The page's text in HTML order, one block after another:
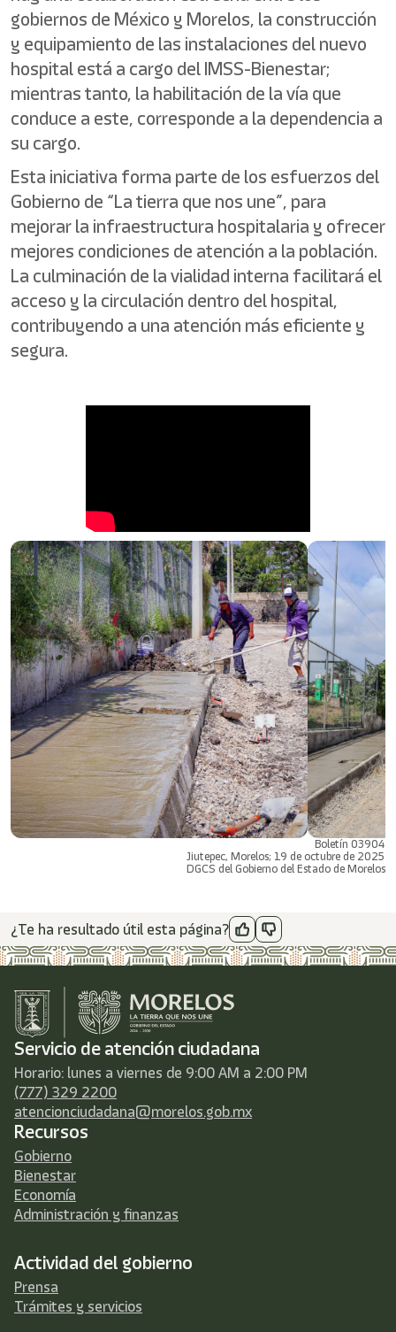
gobiernos de México y Morelos, la construcción
y equipamiento de las instalaciones del nuevo
hospital está a cargo del IMSS-Bienestar;
mientras tanto, la habilitación de la vía que
conduce a este, corresponde a la dependencia a
su cargo.
Esta iniciativa forma parte de los esfuerzos del
Gobierno de “La tierra que nos une”, para
mejorar la infraestructura hospitalaria y ofrecer
mejores condiciones de atención a la población.
La culminación de la vialidad interna facilitará el
acceso y la circulación dentro del hospital,
contribuyendo a una atención más eficiente y
segura.
Boletín 03904
Jiutepec, Morelos; 19 de octubre de 2025
DGCS del Gobierno del Estado de Morelos
¿Te ha resultado útil esta página?
Servicio de atención ciudadana
Horario: lunes a viernes de 9:00 AM a 2:00 PM
(777) 329 2200
atencionciudadana@morelos.gob.mx
Recursos
Gobierno
Bienestar
Economía
Administración y finanzas
Actividad del gobierno
Prensa
Trámites y servicios